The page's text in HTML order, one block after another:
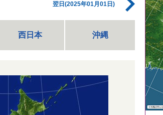
翌日(2025年01月01日)
西日本 沖縄